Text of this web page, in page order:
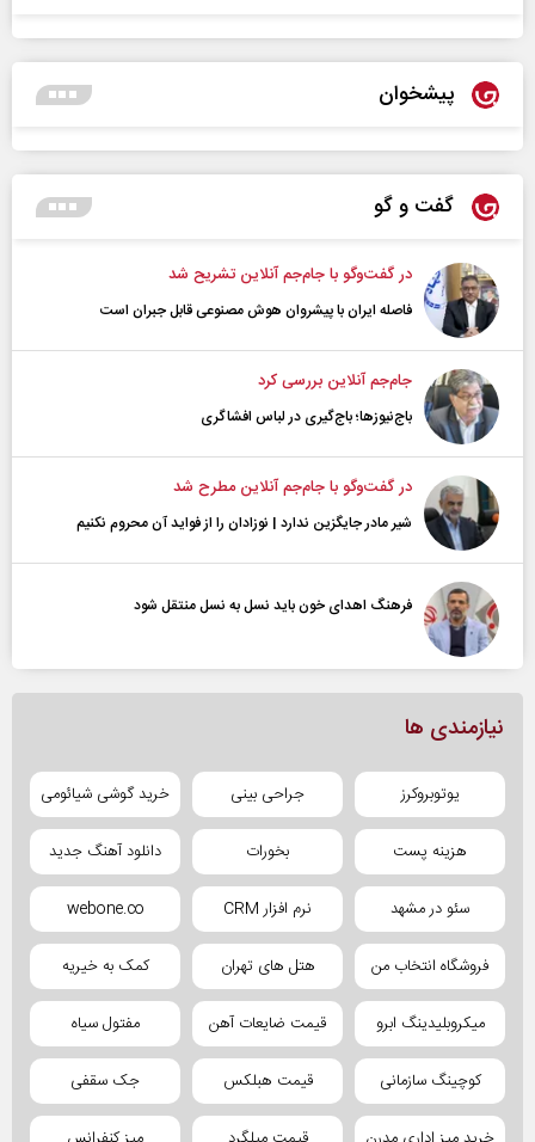
پیشخوان
گفت و گو
در گفت‌و‌گو با جام‌جم آنلاین تشریح شد
فاصله ایران با پیشرو‌ان هوش مصنوعی قابل جبران است
جام‌جم آنلاین بررسی کرد
باج‌نیوزها؛ باج‌گیری در لباس افشاگری
در گفت‌و‌گو با جام‌جم آنلاین مطرح شد
شیر مادر جایگزین ندارد | نوزادان را از فواید آن محروم نکنیم
فرهنگ اهدای خون باید نسل به نسل منتقل شود
نیازمندی ها
یوتوبروکرز جراحی بینی خرید گوشی شیائومی
هزینه پست بخورات دانلود آهنگ جدید
سئو در مشهد نرم افزار CRM webone.co
فروشگاه انتخاب من هتل های تهران کمک به خیریه
میکروبلیدینگ ابرو قیمت ضایعات آهن مفتول سیاه
کوچینگ سازمانی قیمت هبلکس جک سقفی